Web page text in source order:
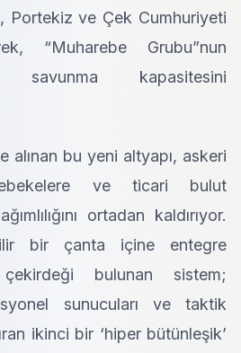
Portekiz ve Çek Cumhuriyeti
“Muharebe Grubu”nun
savunma kapasitesini
alınan bu yeni altyapı, askeri
ve ticari bulut
ortadan kaldırıyor.
bir çanta içine entegre
bulunan sistem;
sunucuları ve taktik
ikinci bir ‘hiper bütünleşik’